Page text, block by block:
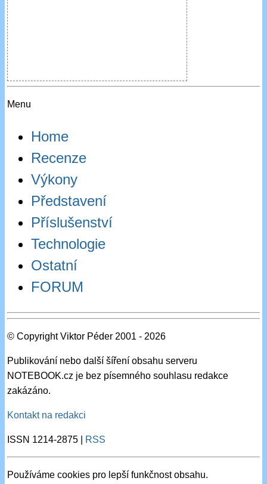
Menu
Home
Recenze
Výkony
Představení
Příslušenství
Technologie
Ostatní
FORUM
© Copyright Viktor Péder 2001 - 2026
Publikování nebo další šíření obsahu serveru
NOTEBOOK.cz je bez písemného souhlasu redakce
zakázáno.
Kontakt na redakci
ISSN 1214-2875 | RSS
Používáme cookies pro lepší funkčnost obsahu.